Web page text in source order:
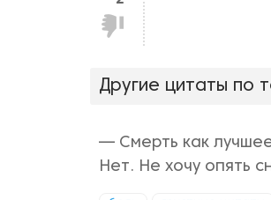
Не
нравится!
Другие цитаты по
— Смерть как
Нет. Не хочу опять